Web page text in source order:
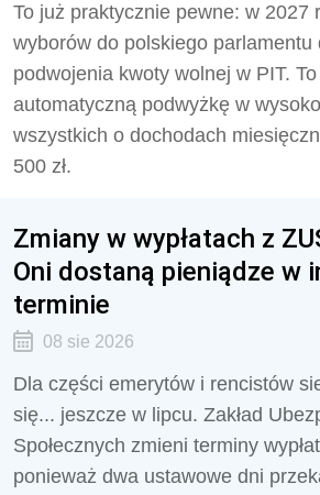
To już praktycznie pewne: w 2027
wyborów do polskiego parlamentu
podwojenia kwoty wolnej w PIT.
automatyczną podwyżkę w
wszystkich o dochodach
500 zł.
Zmiany w wypłatach z
Oni dostaną pieniądze w
terminie
08 sie 2026
Dla części emerytów i rencistów
się... jeszcze w lipcu. Zakład
Społecznych zmieni terminy
ponieważ dwa ustawowe dni